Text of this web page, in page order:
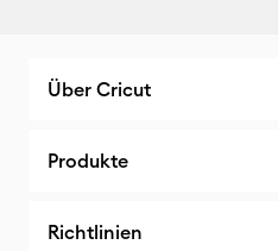
Über Cricut
Produkte
Richtlinien